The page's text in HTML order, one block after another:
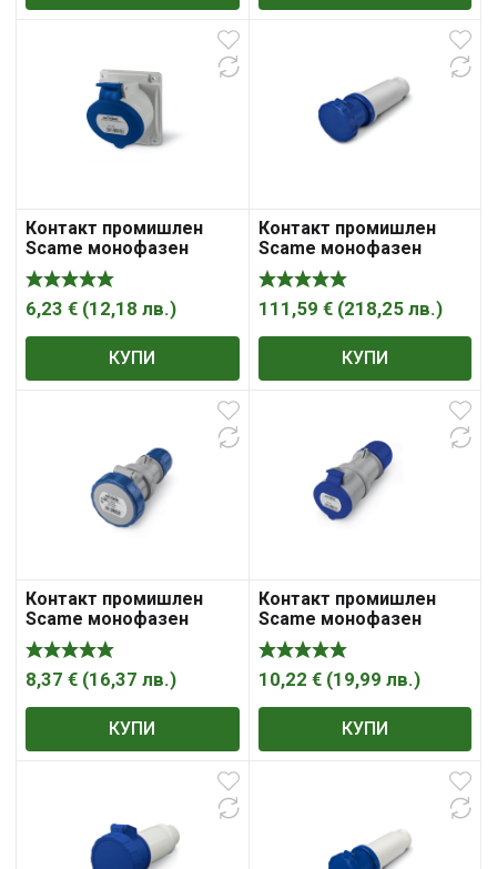
Контакт промишлен
Scame монофазен
модулен панелен
монтаж 32A, 2P +E, 44IP,
сив/ син, Optima
6,23 € (12,18 лв.)
КУПИ
Контакт промишлен
Scame монофазен
противовлажен
мобилен 125A, 2P+ E,
67IP, син, IEC309
111,59 € (218,25 лв.)
КУПИ
Контакт промишлен
Scame монофазен
противовлажен
мобилен 16A, 2P +E,
67IP, син, Optima
8,37 € (16,37 лв.)
КУПИ
Контакт промишлен
Scame монофазен
противовлажен
мобилен 32A, 2P+ E,
44IP, син Optima
10,22 € (19,99 лв.)
КУПИ